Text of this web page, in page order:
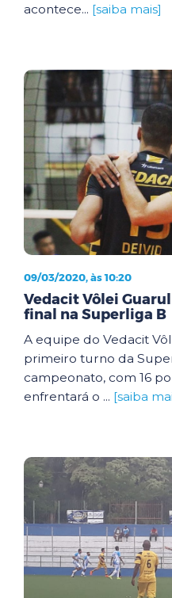
acontece... [saiba mais]
09/03/2020, às 10:20
Vedacit Vôlei
final na Superliga B
A equipe do Vedacit
primeiro turno da
campeonato, com 16
enfrentará o ... [saiba